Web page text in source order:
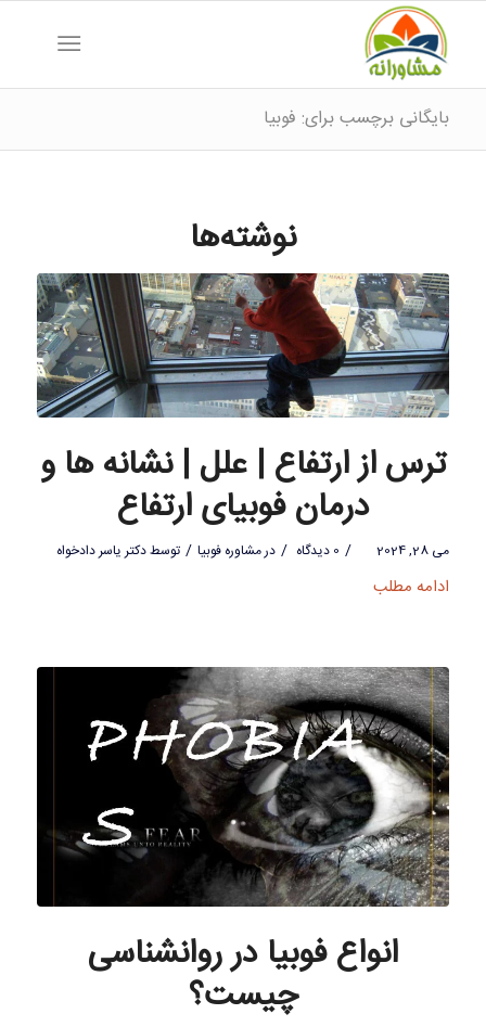
بایگانی برچسب برای: فوبیا
نوشته‌ها
ترس از ارتفاع | علل | نشانه ها و
درمان فوبیای ارتفاع
می 28, 2024 / 0 دیدگاه / درمشاوره فوبیا / توسطدکتر یاسر دادخواه
ادامه مطلب
انواع فوبیا در روانشناسی
چیست؟